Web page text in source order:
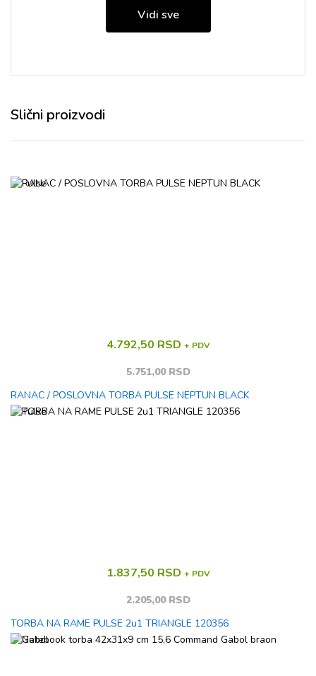
Vidi sve
Slični proizvodi
4.792,50 RSD + PDV
5.751,00 RSD
RANAC / POSLOVNA TORBA PULSE NEPTUN BLACK
1.837,50 RSD + PDV
2.205,00 RSD
TORBA NA RAME PULSE 2u1 TRIANGLE 120356